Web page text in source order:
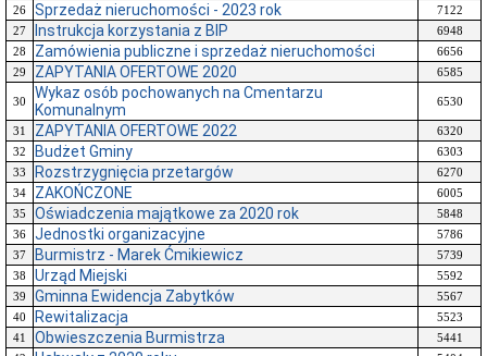
26
Sprzedaż nieruchomości - 2023 rok
7122
27
Instrukcja korzystania z BIP
6948
28
Zamówienia publiczne i sprzedaż nieruchomości
6656
29
ZAPYTANIA OFERTOWE 2020 6585
30
Wykaz osób pochowanych na Cmentarzu
Komunalnym
6530
31 ZAPYTANIA OFERTOWE 2022
6320
32
Budżet Gminy
6303
33
Rozstrzygnięcia przetargów
6270
34
ZAKOŃCZONE
6005
35
Oświadczenia majątkowe za 2020 rok
5848
36
Jednostki organizacyjne
5786
37
Burmistrz - Marek Ćmikiewicz
5739
38
Urząd Miejski
5592
39
Gminna Ewidencja Zabytków
5567
40
Rewitalizacja
5523
41
Obwieszczenia Burmistrza
5441